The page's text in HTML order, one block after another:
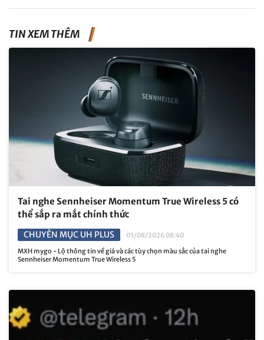
TIN XEM THÊM
Tai nghe Sennheiser Momentum True Wireless 5 có
thể sắp ra mắt chính thức
CHUYÊN MỤC UH PLUS
05/08/2026 08:40
MXH mygo - Lộ thông tin về giá và các tùy chọn màu sắc của tai nghe
Sennheiser Momentum True Wireless 5